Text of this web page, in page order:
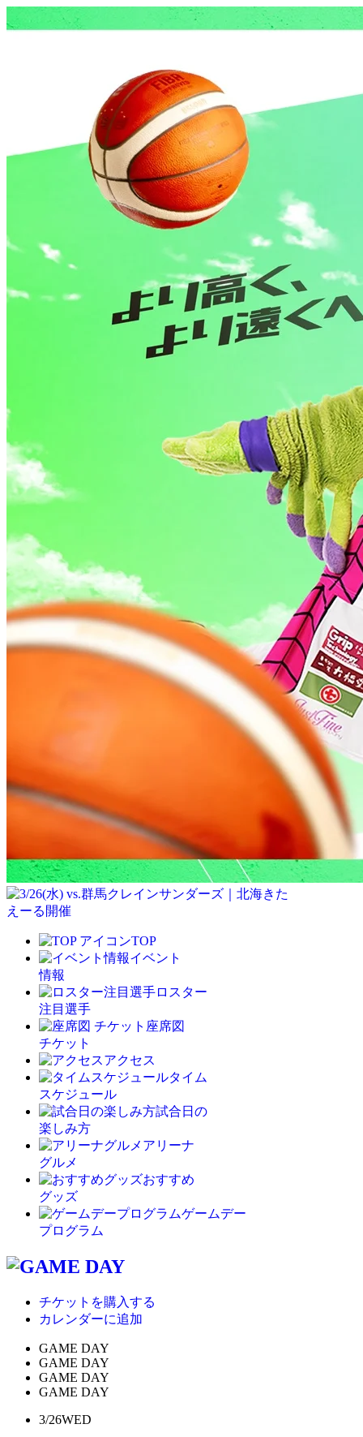
TOP
イベント
情報
ロスター
注目選手
座席図
チケット
アクセス
タイム
スケジュール
試合日の
楽しみ方
アリーナ
グルメ
おすすめ
グッズ
ゲームデー
プログラム
チケットを購入する
カレンダーに追加
GAME DAY
GAME DAY
GAME DAY
GAME DAY
3/26WED